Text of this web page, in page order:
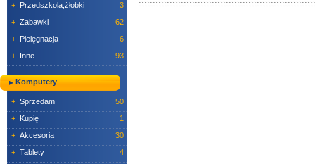
+ Przedszkola,żłobki
3
+ Zabawki
62
+ Pielęgnacja
6
+ Inne 93
Komputery
+ Sprzedam
50
+ Kupię
1
+ Akcesoria
30
+ Tablety
4